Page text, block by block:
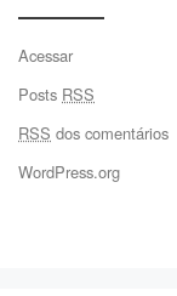
Acessar
Posts RSS
RSS dos comentários
WordPress.org